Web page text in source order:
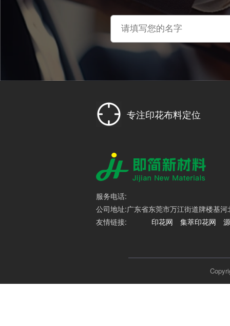
专注印花布料定位
服务电话:
公司地址:广东省东莞市万江街道牌楼基
友情链接:
印花网 集萃印花网